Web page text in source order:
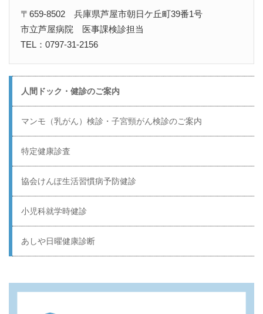
〒659-8502 兵庫県芦屋市朝日ケ丘町39番1号
市立芦屋病院 医事課検診担当
TEL：0797-31-2156
人間ドック・健診のご案内
マンモ（乳がん）検診・子宮頸がん検診のご案内
特定健康診査
協会けんぽ生活習慣病予防健診
小児科就学時健診
あしや日曜健康診断